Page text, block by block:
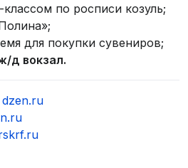
по росписи козуль;
для покупки сувениров;
д вокзал.
dzen.ru